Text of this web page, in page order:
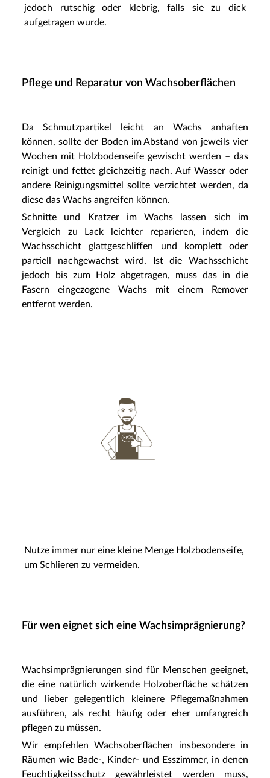
jedoch rutschig oder klebrig, falls sie zu dick
aufgetragen wurde.
Pflege und Reparatur von Wachsoberflächen
Da Schmutzpartikel leicht an Wachs anhaften
können, sollte der Boden im Abstand von jeweils vier
Wochen mit Holzbodenseife gewischt werden – das
reinigt und fettet gleichzeitig nach. Auf Wasser oder
andere Reinigungsmittel sollte verzichtet werden, da
diese das Wachs angreifen können.
Schnitte und Kratzer im Wachs lassen sich im
Vergleich zu Lack leichter reparieren, indem die
Wachsschicht glattgeschliffen und komplett oder
partiell nachgewachst wird. Ist die Wachsschicht
jedoch bis zum Holz abgetragen, muss das in die
Fasern eingezogene Wachs mit einem Remover
entfernt werden.
Nutze immer nur eine kleine Menge Holzbodenseife,
um Schlieren zu vermeiden.
Für wen eignet sich eine Wachsimprägnierung?
Wachsimprägnierungen sind für Menschen geeignet,
die eine natürlich wirkende Holzoberfläche schätzen
und lieber gelegentlich kleinere Pflegemaßnahmen
ausführen, als recht häufig oder eher umfangreich
pflegen zu müssen.
Wir empfehlen Wachsoberflächen insbesondere in
Räumen wie Bade-, Kinder- und Esszimmer, in denen
Feuchtigkeitsschutz gewährleistet werden muss,